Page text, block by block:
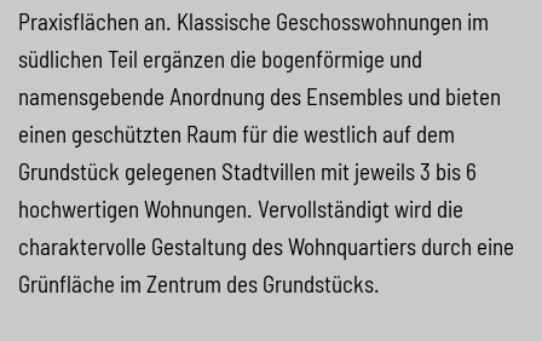
Praxisflächen an. Klassische Geschosswohnungen im
südlichen Teil ergänzen die bogenförmige und
namensgebende Anordnung des Ensembles und bieten
einen geschützten Raum für die westlich auf dem
Grundstück gelegenen Stadtvillen mit jeweils 3 bis 6
hochwertigen Wohnungen. Vervollständigt wird die
charaktervolle Gestaltung des Wohnquartiers durch eine
Grünfläche im Zentrum des Grundstücks.